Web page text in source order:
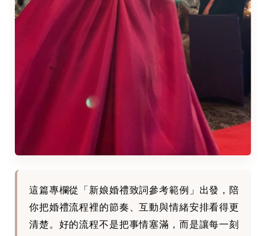
這篇專欄從「新娘婚禮致詞參考範例」出發，陪
你把婚禮流程裡的節奏、互動與情緒安排看得更
清楚。好的流程不是把事情塞滿，而是讓每一刻